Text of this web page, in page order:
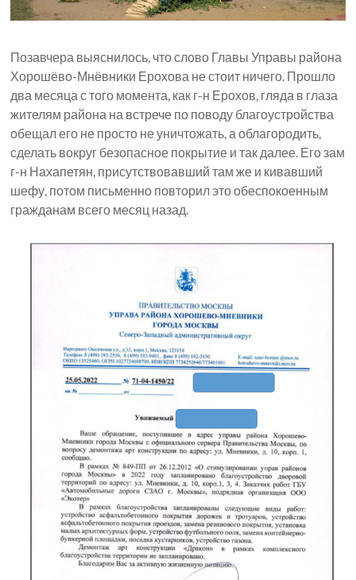
Позавчера выяснилось, что слово Главы Управы района
Хорошёво-Мнёвники Ерохова не стоит ничего. Прошло
два месяца с того момента, как г-н Ерохов, гляда в глаза
жителям района на встрече по поводу благоустройства
обещал его не просто не уничтожать, а облагородить,
сделать вокруг безопасное покрытие и так далее. Его зам
г-н Нахапетян, присутствовавший там же и кивавший
шефу, потом письменно повторил это обеспокоенным
гражданам всего месяц назад.